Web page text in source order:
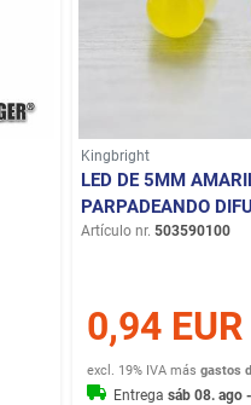
Kingbright
LED DE 5MM
PARPADEANDO
Artículo nr. 503590100
0,94 EUR
excl. 19% IVA másgastos
Entregasáb 08. ago